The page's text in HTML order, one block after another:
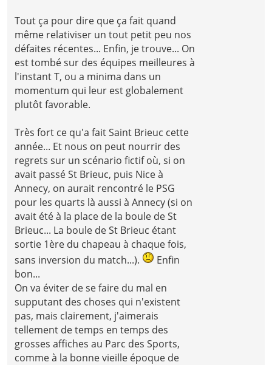
Tout ça pour dire que ça fait quand
même relativiser un tout petit peu nos
défaites récentes... Enfin, je trouve... On
est tombé sur des équipes meilleures à
l'instant T, ou a minima dans un
momentum qui leur est globalement
plutôt favorable.
Très fort ce qu'a fait Saint Brieuc cette
année... Et nous on peut nourrir des
regrets sur un scénario fictif où, si on
avait passé St Brieuc, puis Nice à
Annecy, on aurait rencontré le PSG
pour les quarts là aussi à Annecy (si on
avait été à la place de la boule de St
Brieuc... La boule de St Brieuc étant
sortie 1ère du chapeau à chaque fois,
sans inversion du match...).
Enfin
bon...
On va éviter de se faire du mal en
supputant des choses qui n'existent
pas, mais clairement, j'aimerais
tellement de temps en temps des
grosses affiches au Parc des Sports,
comme à la bonne vieille époque de